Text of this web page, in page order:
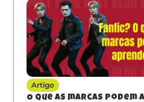
Artigo
O que as marcas podem